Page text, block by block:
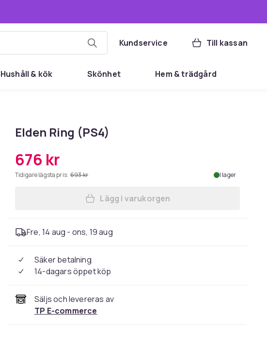
Kundservice Till kassan
Hushåll & kök Skönhet Hem & trädgård
Elden Ring (PS4)
676 kr
Tidigare lägsta pris: 693 kr I lager
Lägg till Elden Ring (PS4) i
Lägg i varukorgen
Fre, 14 aug - ons, 19 aug
Säker betalning
14-dagars öppet köp
Säljs och levereras av
TP E-commerce